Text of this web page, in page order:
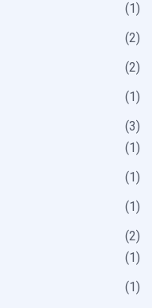
1
2
2
1
3
1
1
1
2
1
1